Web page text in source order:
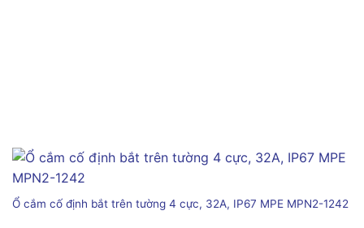
Ổ cắm cố định bắt trên tường 4 cực, 32A, IP67 MPE MPN2-1242